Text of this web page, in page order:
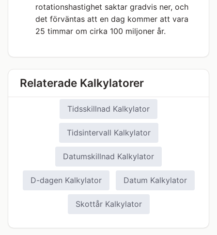
rotationshastighet saktar gradvis ner, och
det förväntas att en dag kommer att vara
25 timmar om cirka 100 miljoner år.
Relaterade Kalkylatorer
Tidsskillnad Kalkylator
Tidsintervall Kalkylator
Datumskillnad Kalkylator
D-dagen Kalkylator Datum Kalkylator
Skottår Kalkylator